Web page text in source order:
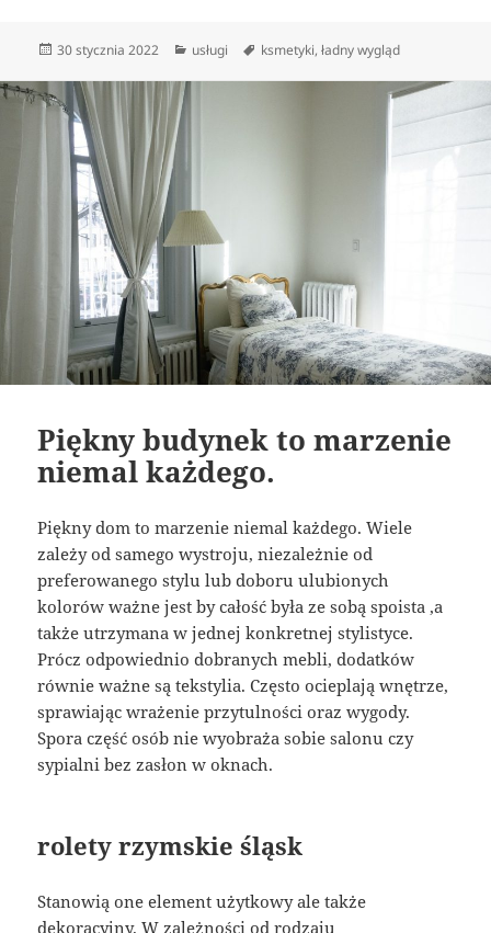
Data
30 stycznia 2022 Kategorie
usługi Tagi
ksmetyki,ładny wygląd
Piękny budynek to marzenie
niemal każdego.
Piękny dom to marzenie niemal każdego. Wiele
zależy od samego wystroju, niezależnie od
preferowanego stylu lub doboru ulubionych
kolorów ważne jest by całość była ze sobą spoista ,a
także utrzymana w jednej konkretnej stylistyce.
Prócz odpowiednio dobranych mebli, dodatków
równie ważne są tekstylia. Często ocieplają wnętrze,
sprawiając wrażenie przytulności oraz wygody.
Spora część osób nie wyobraża sobie salonu czy
sypialni bez zasłon w oknach.
rolety rzymskie śląsk
Stanowią one element użytkowy ale także
dekoracyjny. W zależności od rodzaju